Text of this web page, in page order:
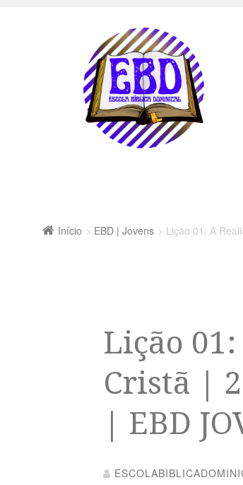
Início EBD | Jovens Lição 01: A
Lição
Cristã |
| EBD